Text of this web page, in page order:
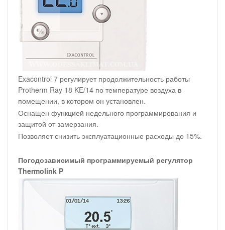
Exacontrol 7 регулирует продолжительность работы
Protherm Ray 18 KE/14 по температуре воздуха в
помещении, в котором он установлен.
Оснащен функцией недельного программирования и
защитой от замерзания.
Позволяет снизить эксплуатационные расходы до 15%.
Погодозависимый программируемый регулятор
Thermolink P